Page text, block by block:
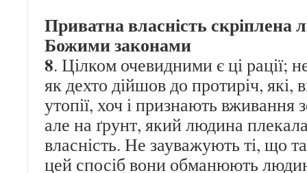
Приватна власність скріплена
Божими законами
8. Цілком очевидними є ці рації;
як дехто дійшов до протиріч, які,
утопії, хоч і признають вживання
але на ґрунт, який людина
власність. Не зауважують ті, що
цей спосіб вони обманюють